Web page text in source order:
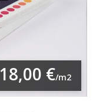
18,00 €/m2